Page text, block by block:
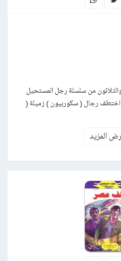
والثلاثون من سلسلة رجل المستحيل
اختطف رجال ( سكوربيون ) زميلة (
المزيد